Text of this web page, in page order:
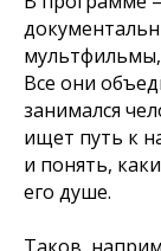
Все они
занимался
ищет путь к
и понять,
его душе.